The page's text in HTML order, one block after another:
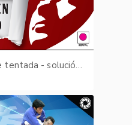
01. Irina, una contable tentada - solución 1